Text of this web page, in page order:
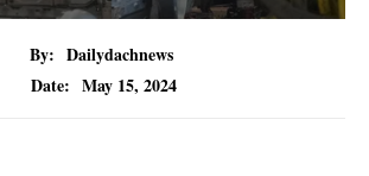
By: Dailydachnews
Date: May 15, 2024